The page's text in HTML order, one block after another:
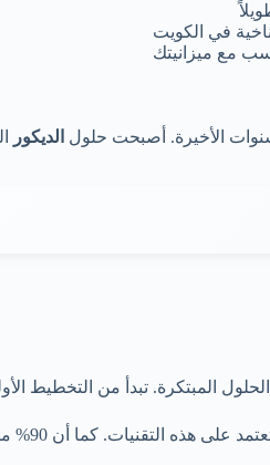
في الكويت
مع ميزانيتك
الأخيرة. أصبحت حلول الديكور
المبتكرة. تبدأ من التخطيط